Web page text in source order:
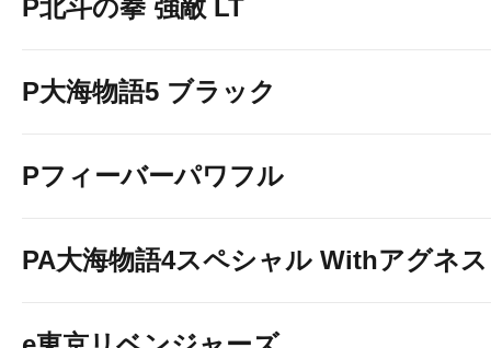
P北斗の拳 強敵 LT
P大海物語5 ブラック
Pフィーバーパワフル
PA大海物語4スペシャル Withアグネ